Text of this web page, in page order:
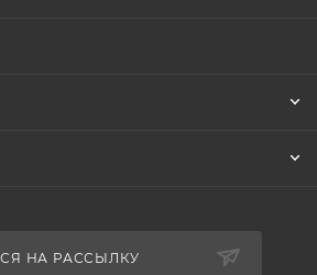
НА РАССЫЛКУ